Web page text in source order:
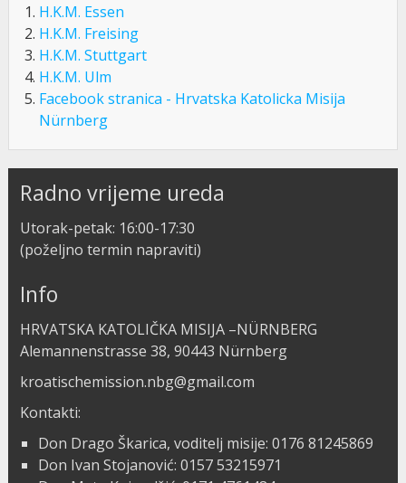
H.K.M. Essen
H.K.M. Freising
H.K.M. Stuttgart
H.K.M. Ulm
Facebook stranica - Hrvatska Katolicka Misija
Nürnberg
Radno vrijeme ureda
Utorak-petak: 16:00-17:30
(poželjno termin napraviti)
Info
HRVATSKA KATOLIČKA MISIJA –NÜRNBERG
Alemannenstrasse 38, 90443 Nürnberg
kroatischemission.nbg@gmail.com
Kontakti:
Don Drago Škarica, voditelj misije: 0176 81245869
Don Ivan Stojanović: 0157 53215971